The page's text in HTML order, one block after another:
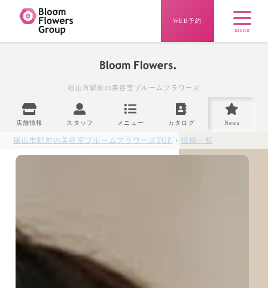
WEB予約
menu
福山市駅前の美容室 ブルームフラワーズ
店舗情報 スタッフ メニュー カタログ News
福山市駅前の美容室ブルームフラワーズTOP › 投稿一覧